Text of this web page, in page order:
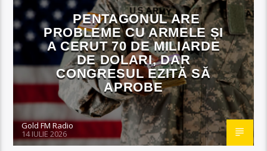
PENTAGONUL ARE
PROBLEME CU ARMELE ȘI
A CERUT 70 DE MILIARDE
DE DOLARI, DAR
CONGRESUL EZITĂ SĂ
APROBE
Gold FM Radio
14 IULIE 2026